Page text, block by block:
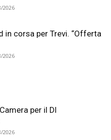
2026
in corsa per Trevi. “Offerta
2026
per il Dl
2026